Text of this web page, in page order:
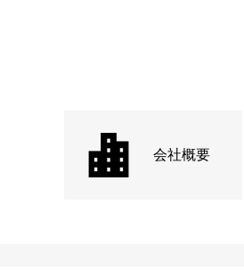
会社概要